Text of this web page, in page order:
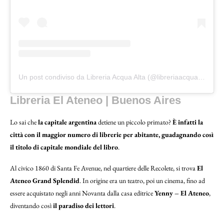
Libreria El Ateneo | Buenos Aires
Lo sai chela capitale argentinadetiene un piccolo primato?È infatti la
città con il maggior numero di librerie per abitante, guadagnando così
il titolo di capitale mondiale del libro.
Al civico 1860 di Santa Fe Avenue, nel quartiere delle Recolete, si trovaEl
Ateneo Grand Splendid. In origine era un teatro, poi un cinema, fino ad
essere acquistato negli anni Novanta dalla casa editriceYenny – El Ateneo,
diventando cosìil paradiso dei lettori.